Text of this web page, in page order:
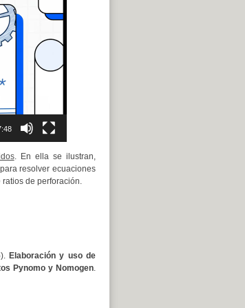
. En ella se ilustran,
resolver ecuaciones
de perforación.
Elaboración y uso de
Pynomo y Nomogen.